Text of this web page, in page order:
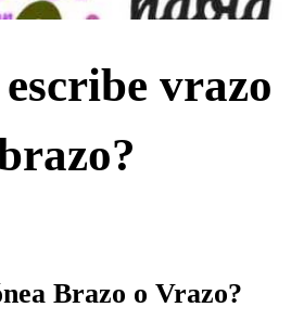
vrazo
Brazo o Vrazo?